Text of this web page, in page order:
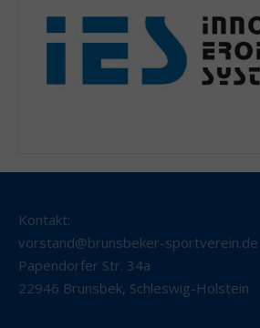
Kontakt:
vorstand@brunsbeker-sportverein.de
Papendorfer Str. 34a
22946 Brunsbek, Schleswig-Holstein